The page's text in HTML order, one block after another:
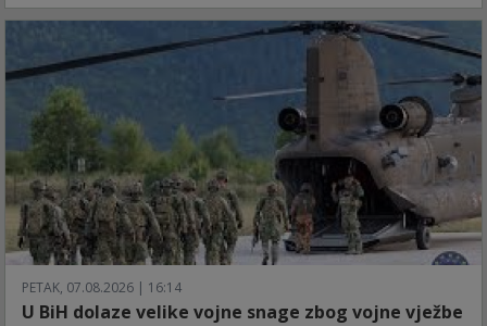
PETAK, 07.08.2026 | 16:14
U BiH dolaze velike vojne snage zbog vojne vježbe